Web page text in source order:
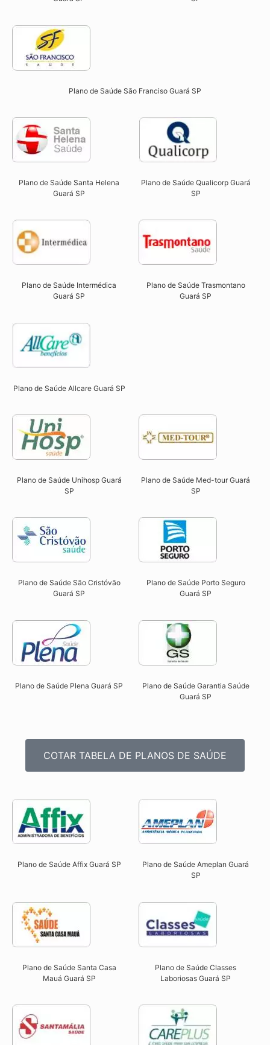
Plano de Saúde São Franciso Guará SP​
Plano de Saúde Santa Helena
Guará SP​
Plano de Saúde Qualicorp Guará
SP​
Plano de Saúde Intermédica
Guará SP​
Plano de Saúde Trasmontano
Guará SP​
Plano de Saúde Allcare Guará SP​
Plano de Saúde Unihosp Guará
SP​
Plano de Saúde Med-tour Guará
SP​
Plano de Saúde São Cristóvão
Guará SP​
Plano de Saúde Porto Seguro
Guará SP​
Plano de Saúde Plena Guará SP​
Plano de Saúde Garantia Saúde
Guará SP​
COTAR TABELA DE PLANOS DE SAÚDE
Plano de Saúde Affix Guará SP​
Plano de Saúde Ameplan Guará
SP​
Plano de Saúde Santa Casa
Mauá Guará SP​
Plano de Saúde Classes
Laboriosas Guará SP​